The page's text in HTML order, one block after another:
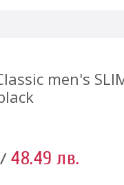
men's
/ 48.49 лв.